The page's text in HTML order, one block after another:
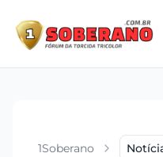
1Soberano